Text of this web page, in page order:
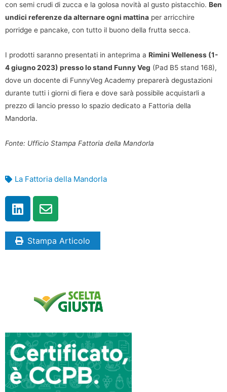
con semi crudi di zucca e la golosa novità al gusto pistacchio. Ben
undici referenze da alternare ogni mattina per arricchire
porridge e pancake, con tutto il buono della frutta secca.
I prodotti saranno presentati in anteprima a Rimini Welleness (1-
4 giugno 2023) presso lo stand Funny Veg (Pad B5 stand 168),
dove un docente di FunnyVeg Academy preparerà degustazioni
durante tutti i giorni di fiera e dove sarà possibile acquistarli a
prezzo di lancio presso lo spazio dedicato a Fattoria della
Mandorla.
Fonte: Ufficio Stampa Fattoria della Mandorla
La Fattoria della Mandorla
Stampa Articolo